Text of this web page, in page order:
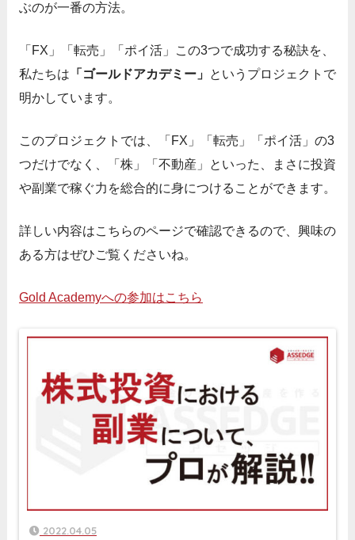
ぶのが一番の方法。
「FX」「転売」「ポイ活」この3つで成功する秘訣を、
私たちは 「ゴールドアカデミー」 というプロジェクトで
明かしています。
このプロジェクトでは、「FX」「転売」「ポイ活」の3
つだけでなく、「株」「不動産」といった、まさに投資
や副業で稼ぐ力を総合的に身につけることができます。
詳しい内容はこちらのページで確認できるので、興味の
ある方はぜひご覧くださいね。
Gold Academyへの参加はこちら
2022.04.05